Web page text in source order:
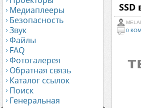
Медиаплееры
Безопасность
Звук
Файлы
FAQ
Фотогалерея
Обратная связь
Каталог ссылок
Поиск
Генеральная
0